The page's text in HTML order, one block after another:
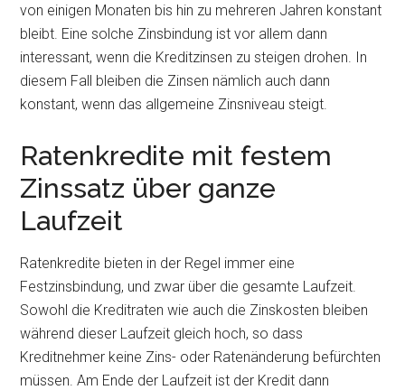
von einigen Monaten bis hin zu mehreren Jahren konstant
bleibt. Eine solche Zinsbindung ist vor allem dann
interessant, wenn die Kreditzinsen zu steigen drohen. In
diesem Fall bleiben die Zinsen nämlich auch dann
konstant, wenn das allgemeine Zinsniveau steigt.
Ratenkredite mit festem
Zinssatz über ganze
Laufzeit
Ratenkredite bieten in der Regel immer eine
Festzinsbindung, und zwar über die gesamte Laufzeit.
Sowohl die Kreditraten wie auch die Zinskosten bleiben
während dieser Laufzeit gleich hoch, so dass
Kreditnehmer keine Zins- oder Ratenänderung befürchten
müssen. Am Ende der Laufzeit ist der Kredit dann